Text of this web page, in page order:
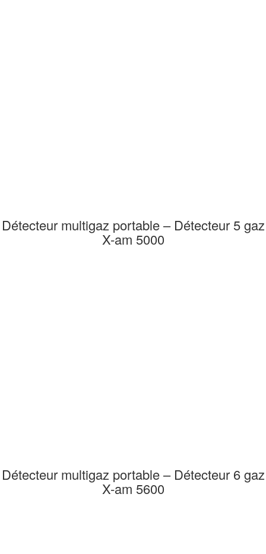
Détecteur multigaz portable – Détecteur 5 gaz
X-am 5000
Détecteur multigaz portable – Détecteur 6 gaz
X-am 5600